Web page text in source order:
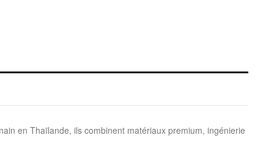
en Thaïlande, ils combinent matériaux premium, ingénierie